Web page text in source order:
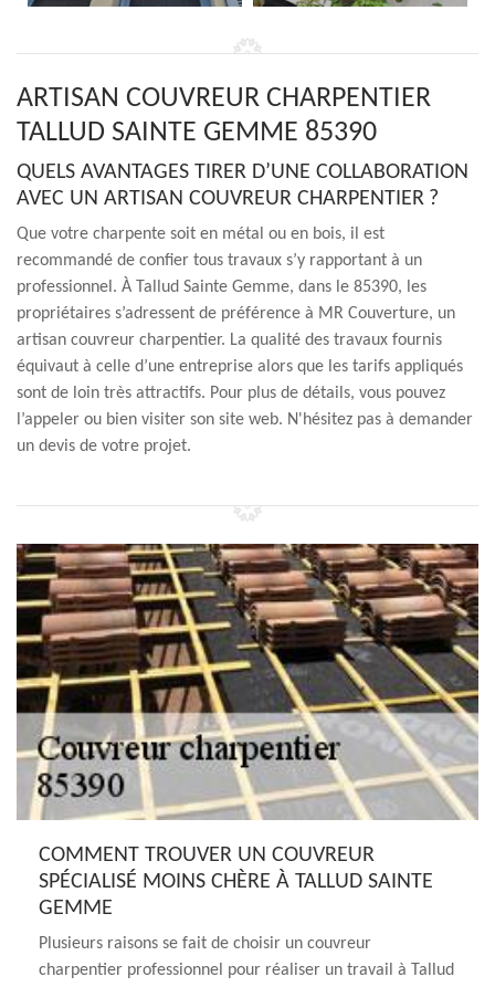
ARTISAN COUVREUR CHARPENTIER
TALLUD SAINTE GEMME 85390
QUELS AVANTAGES TIRER D’UNE COLLABORATION
AVEC UN ARTISAN COUVREUR CHARPENTIER ?
Que votre charpente soit en métal ou en bois, il est
recommandé de confier tous travaux s’y rapportant à un
professionnel. À Tallud Sainte Gemme, dans le 85390, les
propriétaires s’adressent de préférence à MR Couverture, un
artisan couvreur charpentier. La qualité des travaux fournis
équivaut à celle d’une entreprise alors que les tarifs appliqués
sont de loin très attractifs. Pour plus de détails, vous pouvez
l’appeler ou bien visiter son site web. N'hésitez pas à demander
un devis de votre projet.
COMMENT TROUVER UN COUVREUR
SPÉCIALISÉ MOINS CHÈRE À TALLUD SAINTE
GEMME
Plusieurs raisons se fait de choisir un couvreur
charpentier professionnel pour réaliser un travail à Tallud